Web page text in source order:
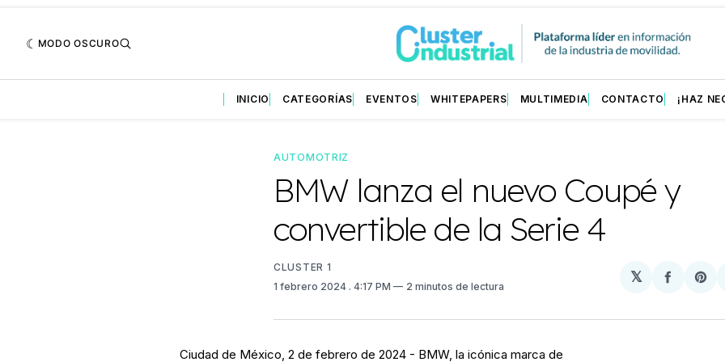
MODO OSCURO
INICIO CATEGORÍAS EVENTOS WHITEPAPERS MULTIMEDIA CONTACTO ¡HAZ
AUTOMOTRIZ
BMW lanza el nuevo Coupé y
convertible de la Serie 4
CLUSTER 1
1 febrero 2024 . 4:17 PM 2 minutos de lectura
𝕏
Ciudad de México, 2 de febrero de 2024 - BMW, la icónica marca de